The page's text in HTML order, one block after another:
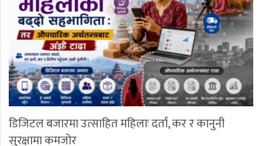
डिजिटल बजारमा उत्साहित महिलाः दर्ता, कर र कानुनी
सुरक्षामा कमजोर